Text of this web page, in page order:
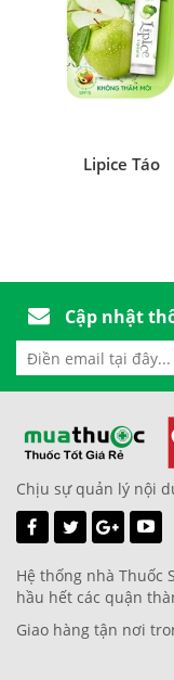
Lipice Táo
Cập nhật
Chịu sự quản lý nội
Hệ thống nhà Thuốc
hầu hết các quận
Giao hàng tận nơi